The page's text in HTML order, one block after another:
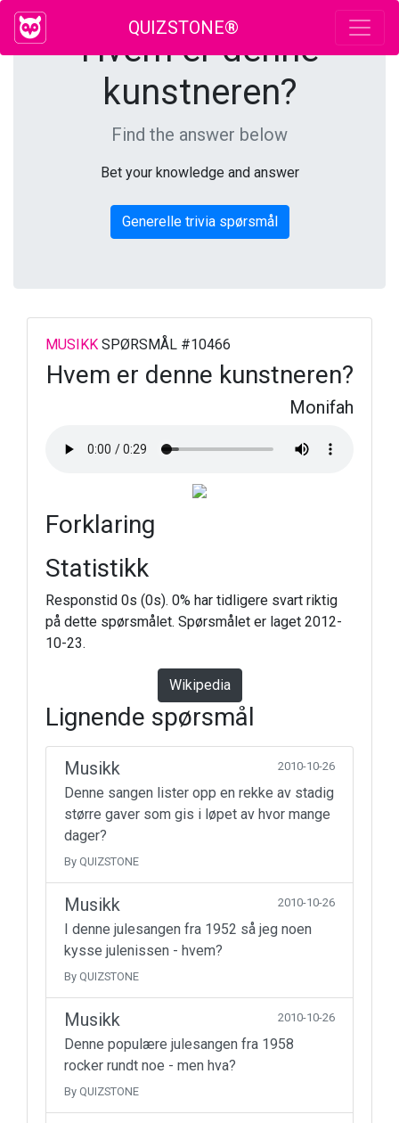
QUIZSTONE®
Hvem er denne
kunstneren?
Find the answer below
Bet your knowledge and answer
Generelle trivia spørsmål
MUSIKK SPØRSMÅL #10466
Hvem er denne kunstneren?
Monifah
Forklaring
Statistikk
Responstid 0s (0s). 0% har tidligere svart riktig
på dette spørsmålet. Spørsmålet er laget 2012-
10-23.
Wikipedia
Lignende spørsmål
Musikk 2010-10-26
Denne sangen lister opp en rekke av stadig
større gaver som gis i løpet av hvor mange
dager?
By QUIZSTONE
Musikk 2010-10-26
I denne julesangen fra 1952 så jeg noen
kysse julenissen - hvem?
By QUIZSTONE
Musikk 2010-10-26
Denne populære julesangen fra 1958
rocker rundt noe - men hva?
By QUIZSTONE